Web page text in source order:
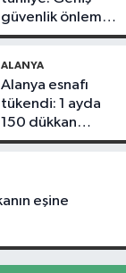
güvenlik önlemi
alındı
ALANYA
Alanya esnafı
tükendi: 1 ayda
150 dükkan
kapandı
eşine